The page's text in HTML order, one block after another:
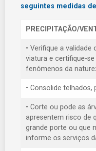
seguintes medidas
PRECIPITAÇÃO/
• Verifique a validade
viatura e certifique-
fenómenos da
• Consolide telhados,
• Corte ou pode as
apresentem risco de
grande porte ou que
informe os serviços